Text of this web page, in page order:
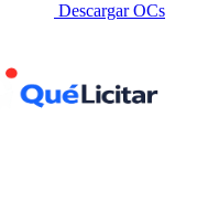
Descargar OCs